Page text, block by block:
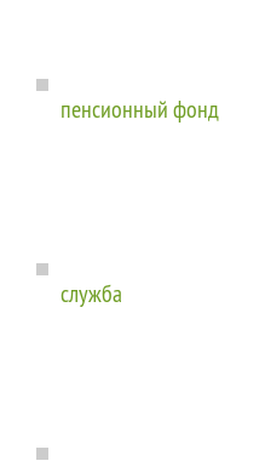
пенсионный фонд
служба